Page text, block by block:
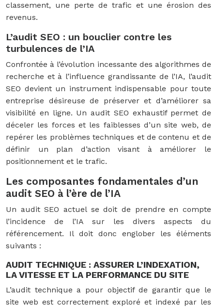
classement, une perte de trafic et une érosion des
revenus.
L’audit SEO : un bouclier contre les
turbulences de l’IA
Confrontée à l’évolution incessante des algorithmes de
recherche et à l’influence grandissante de l’IA, l’audit
SEO devient un instrument indispensable pour toute
entreprise désireuse de préserver et d’améliorer sa
visibilité en ligne. Un audit SEO exhaustif permet de
déceler les forces et les faiblesses d’un site web, de
repérer les problèmes techniques et de contenu et de
définir un plan d’action visant à améliorer le
positionnement et le trafic.
Les composantes fondamentales d’un
audit SEO à l’ère de l’IA
Un audit SEO actuel se doit de prendre en compte
l’incidence de l’IA sur les divers aspects du
référencement. Il doit donc englober les éléments
suivants :
AUDIT TECHNIQUE : ASSURER L’INDEXATION,
LA VITESSE ET LA PERFORMANCE DU SITE
L’audit technique a pour objectif de garantir que le
site web est correctement exploré et indexé par les